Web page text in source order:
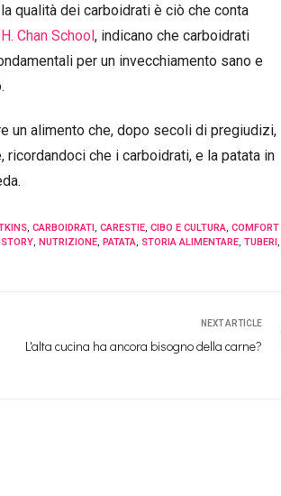
qualità dei carboidrati è ciò che conta
Chan School, indicano che carboidrati
per un invecchiamento sano e
un alimento che, dopo secoli di pregiudizi,
che i carboidrati, e la patata in
CARBOIDRATI CARESTIE CIBO E CULTURA COMFORT
NUTRIZIONE PATATA STORIA ALIMENTARE TUBERI
NEXT ARTICLE
L'alta cucina ha ancora bisogno della carne?